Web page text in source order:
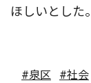
ほしいとした。
#泉区 #社会